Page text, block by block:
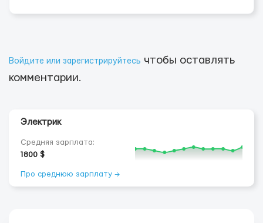
Войдите или зарегистрируйтесь чтобы оставлять
комментарии.
Электрик
Средняя зарплата:
1800 $
Про среднюю зарплату →